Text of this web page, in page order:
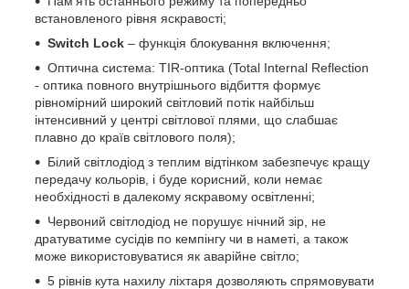
встановленого рівня яскравості;
Switch Lock – функція блокування включення;
Оптична система: TIR-оптика (Total Internal Reflection
- оптика повного внутрішнього відбиття формує
рівномірний широкий світловий потік найбільш
інтенсивний у центрі світлової плями, що слабшає
плавно до країв світлового поля);
Білий світлодіод з теплим відтінком забезпечує кращу
передачу кольорів, і буде корисний, коли немає
необхідності в далекому яскравому освітленні;
Червоний світлодіод не порушує нічний зір, не
дратуватиме сусідів по кемпінгу чи в наметі, а також
може використовуватися як аварійне світло;
5 рівнів кута нахилу ліхтаря дозволяють спрямовувати